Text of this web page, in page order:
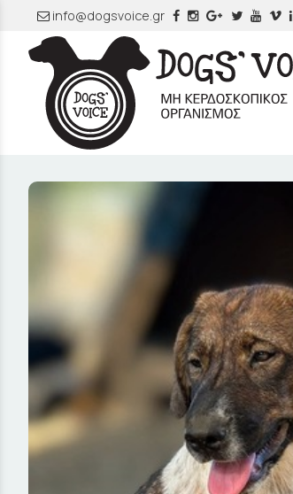
info@dogsvoice.gr